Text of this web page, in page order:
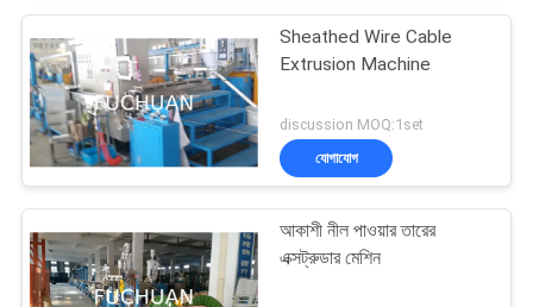
Sheathed Wire Cable
Extrusion Machine
discussion MOQ:1set
যোগাযোগ
আকাশী নীল পাওয়ার তারের
এক্সট্রুডার মেশিন